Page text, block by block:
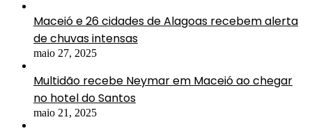
Maceió e 26 cidades de Alagoas recebem alerta
de chuvas intensas
maio 27, 2025
Multidão recebe Neymar em Maceió ao chegar
no hotel do Santos
maio 21, 2025